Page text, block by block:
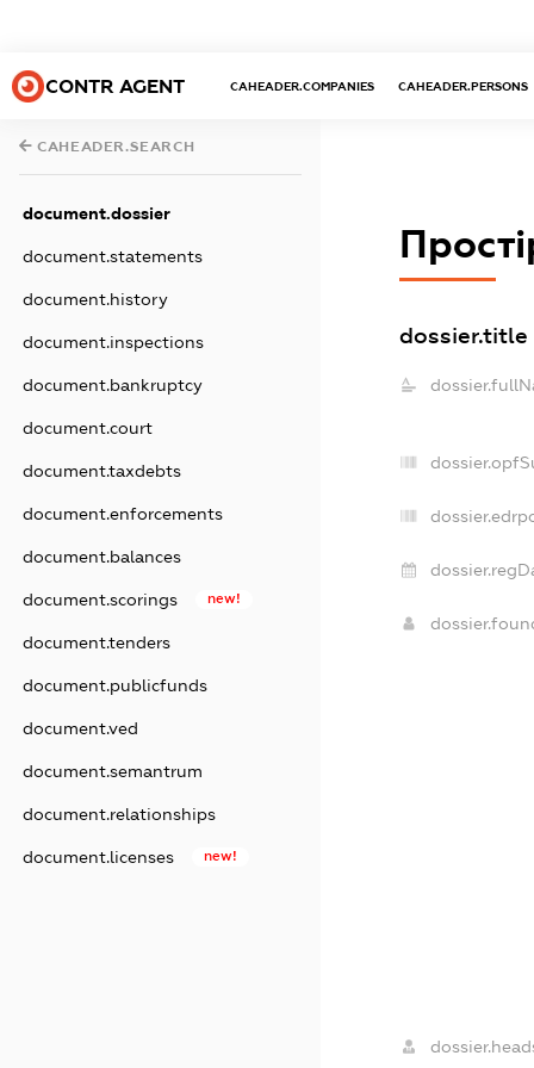
CONTR AGENT CAHEADER.COMPANIES CAHEADER.PERSONS
CAHEADER.SEARCH
document.dossier
document.statements
document.history
document.inspections
document.bankruptcy
document.court
document.taxdebts
document.enforcements
document.balances
document.scorings new!
document.tenders
document.publicfunds
document.ved
document.semantrum
document.relationships
document.licenses new!
dossier.title